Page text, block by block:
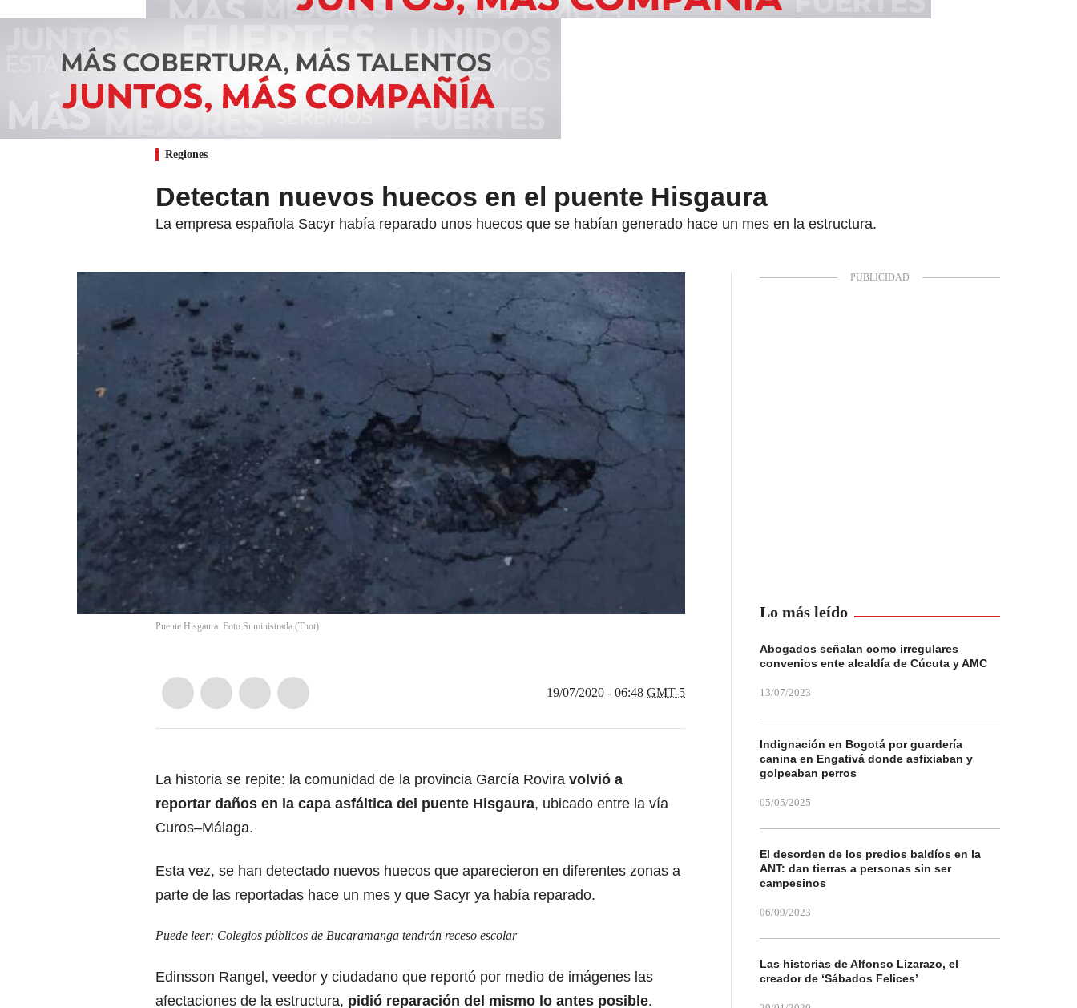
Regiones
Detectan nuevos huecos en el puente Hisgaura
La empresa española Sacyr había reparado unos huecos que se habían generado hace un mes en la estructura.
Puente Hisgaura. Foto:Suministrada.(Thot)
19/07/2020 - 06:48 GMT-5
La historia se repite: la comunidad de la provincia García Rovira volvió a
reportar daños en la capa asfáltica del puente Hisgaura, ubicado entre la vía
Curos–Málaga.
Esta vez, se han detectado nuevos huecos que aparecieron en diferentes zonas a
parte de las reportadas hace un mes y que Sacyr ya había reparado.
Puede leer: Colegios públicos de Bucaramanga tendrán receso escolar
Edinsson Rangel, veedor y ciudadano que reportó por medio de imágenes las
afectaciones de la estructura, pidió reparación del mismo lo antes posible.
Lo más leído
Abogados señalan como irregulares
convenios ente alcaldía de Cúcuta y AMC
13/07/2023
Indignación en Bogotá por guardería
canina en Engativá donde asfixiaban y
golpeaban perros
05/05/2025
El desorden de los predios baldíos en la
ANT: dan tierras a personas sin ser
campesinos
06/09/2023
Las historias de Alfonso Lizarazo, el
creador de ‘Sábados Felices’